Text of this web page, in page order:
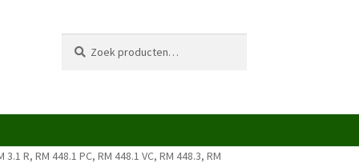
naar:
R, RM 448.1 PC, RM 448.1 VC, RM 448.3, RM